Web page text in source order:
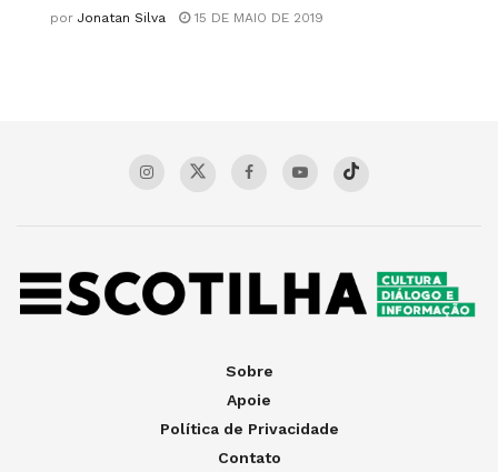
por Jonatan Silva 15 DE MAIO DE 2019
Sobre
Apoie
Política de Privacidade
Contato